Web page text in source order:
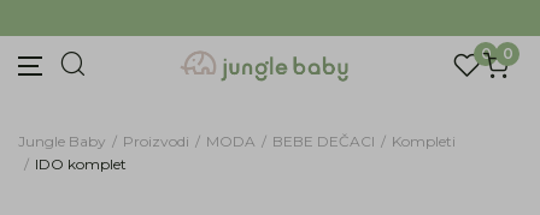
0 0
Jungle Baby Proizvodi MODA BEBE DEČACI
Kompleti
IDO komplet
Prijavite se za novosti i promocije. Budite prvi
koji će saznati za naše najnovije proizvode i
posebne ponude.